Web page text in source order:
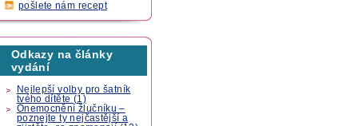
pošlete nám recept
Odkazy na články
vydání
Nejlepší volby pro šatník
tvého dítěte (1)
Onemocnění žlučníku –
poznejte ty nejčastější a